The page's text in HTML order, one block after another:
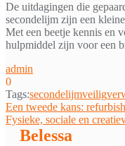
De uitdagingen die
secondelijm zijn een
Met een beetje kennis en
hulpmiddel zijn voor een
admin
0
Tags:secondelijmveilig
Bericht
navigatie
Een tweede kans:
Fysieke, sociale en
Belessa